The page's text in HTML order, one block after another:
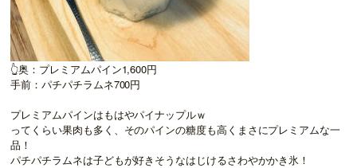
👆奥：プレミアムパイン1,600円
手前：パチパチラムネ700円
プレミアムパインはもはやパイナップルｗ
ってくらい果肉も多く、そのパインの糖度も高くまさにプレミアムな一
品！
パチパチラムネは子どもが好きそうなはじけるさわやかかき氷！